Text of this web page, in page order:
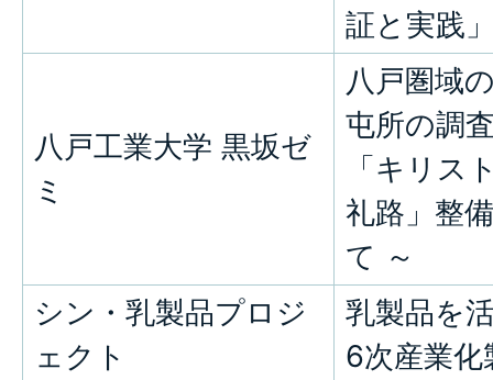
証と実践
八戸工業大学 黒坂ゼ
ミ
八戸圏域
屯所の調
「キリス
礼路」整
て ～
シン・乳製品プロジ
ェクト
乳製品を
6次産業化